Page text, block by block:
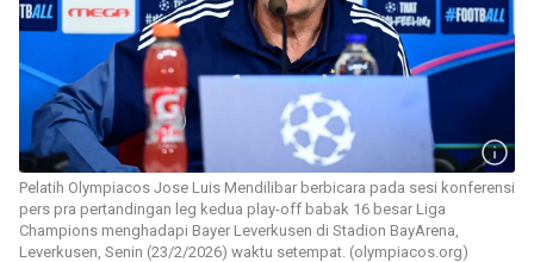
Pelatih Olympiacos Jose Luis Mendilibar berbicara pada sesi konferensi
pers pra pertandingan leg kedua play-off babak 16 besar Liga
Champions menghadapi Bayer Leverkusen di Stadion BayArena,
Leverkusen, Senin (23/2/2026) waktu setempat. (olympiacos.org)